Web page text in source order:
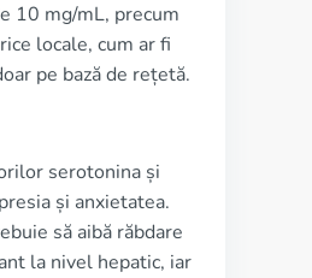
10 mg/mL, precum
locale, cum ar fi
pe bază de rețetă.
serotonina și
și anxietatea.
să aibă răbdare
la nivel hepatic, iar